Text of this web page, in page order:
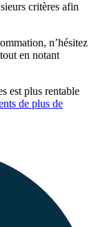
critères afin
n’hésitez
en notant
est plus rentable
de plus de